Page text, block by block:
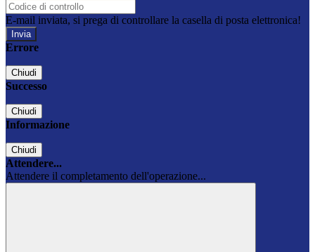
E-mail inviata, si prega di controllare la casella di posta elettronica!
Errore
Chiudi
Successo
Chiudi
Informazione
Chiudi
Attendere...
Attendere il completamento dell'operazione...